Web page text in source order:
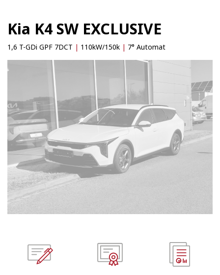
Kia K4 SW EXCLUSIVE
1,6 T-GDi GPF 7DCT | 110kW/150k | 7° Automat